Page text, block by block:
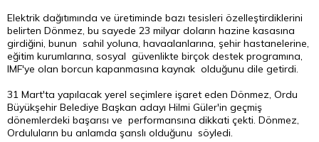
Elektrik dağıtımında ve üretiminde bazı tesisleri özelleştirdiklerini
belirten Dönmez, bu sayede 23 milyar doların hazine kasasına
girdiğini, bunun sahil yoluna, havaalanlarına, şehir hastanelerine,
eğitim kurumlarına, sosyal güvenlikte birçok destek programına,
IMF'ye olan borcun kapanmasına kaynak olduğunu dile getirdi.
31 Mart'ta yapılacak yerel seçimlere işaret eden Dönmez, Ordu
Büyükşehir Belediye Başkan adayı Hilmi Güler'in geçmiş
dönemlerdeki başarısı ve performansına dikkati çekti. Dönmez,
Orduluların bu anlamda şanslı olduğunu söyledi.